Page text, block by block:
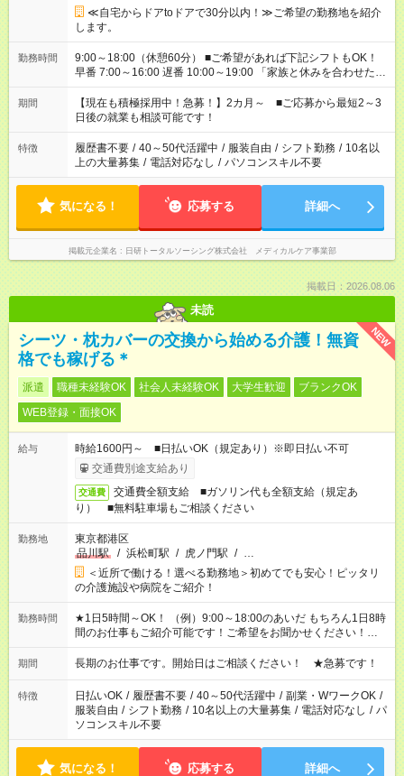
≪自宅からドアtoドアで30分以内！≫ご希望の勤務地を紹介
します。
勤務時間
9:00～18:00（休憩60分） ■ご希望があれば下記シフトもOK！
早番 7:00～16:00 遅番 10:00～19:00 「家族と休みを合わせた
い」 「余裕を持って夕飯の準備がしたい」 「できれば残業はし
たくない」 など、ご希望を教えてくださいね。 ※Wワーク希望
の方へ 今ご覧のお仕事で希望する勤務時間と、もう1つのお仕事
の勤務時間。 合計で週40時間を超える場合は応募できません。
期間
【現在も積極採用中！急募！】2カ月～ ■ご応募から最短2～3
日後の就業も相談可能です！
特徴 履歴書不要 / 40～50代活躍中 / 服装自由 / シフト勤務 / 10名以
上の大量募集 / 電話対応なし / パソコンスキル不要
気になる！ 応募する 詳細へ
掲載元企業名 日研トータルソーシング株式会社 メディカルケア事業部
掲載日：2026.08.06
未読
NEW
シーツ・枕カバーの交換から始める介護！無資
格でも稼げる＊
派遣 職種未経験OK 社会人未経験OK 大学生歓迎
ブランクOK
WEB登録・面接OK
給与
時給1600円～ ■日払いOK（規定あり）※即日払い不可
交通費別途支給あり
交通費
交通費全額支給 ■ガソリン代も全額支給（規定あ
り） ■無料駐車場もご相談ください
勤務地
東京都港区
品川駅
/ 浜松町駅 / 虎ノ門駅 / …
＜近所で働ける！選べる勤務地＞初めてでも安心！ピッタリ
の介護施設や病院をご紹介！
勤務時間
★1日5時間～OK！ （例）9:00～18:00のあいだ もちろん1日8時
間のお仕事もご紹介可能です！ご希望をお聞かせください！★家
庭の都合でお休みが必要な場合も遠慮なくご相談ください。 ※
週最低15時間以上の勤務が必要です
期間 長期のお仕事です。開始日はご相談ください！ ★急募です！
特徴 日払いOK / 履歴書不要 / 40～50代活躍中 / 副業・WワークOK /
服装自由 / シフト勤務 / 10名以上の大量募集 / 電話対応なし / パ
ソコンスキル不要
気になる！ 応募する 詳細へ